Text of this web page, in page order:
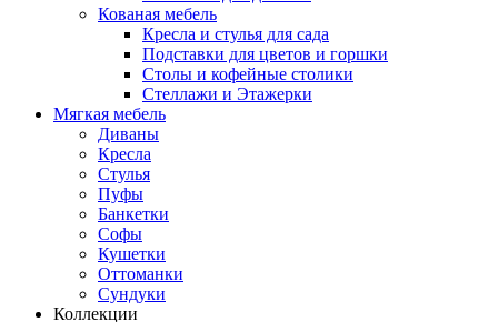
Кованая мебель
Кресла и стулья для сада
Подставки для цветов и горшки
Столы и кофейные столики
Стеллажи и Этажерки
Мягкая мебель
Диваны
Кресла
Стулья
Пуфы
Банкетки
Софы
Кушетки
Оттоманки
Сундуки
Коллекции